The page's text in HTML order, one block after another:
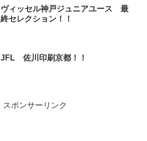
ヴィッセル神戸ジュニアユース 最
終セレクション！！
JFL 佐川印刷京都！！
スポンサーリンク